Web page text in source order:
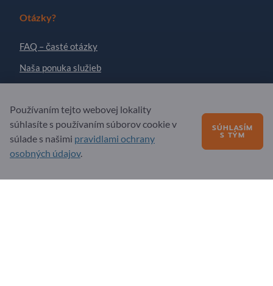
Otázky?
FAQ – časté otázky
Naša ponuka služieb
Správa pre Exportpages
Exportpages International Network
Používaním tejto webovej lokality
súhlasíte s používaním súborov cookie v
súlade s našimi pravidlami ochrany
osobných údajov.
SÚHLASÍM
S TÝM